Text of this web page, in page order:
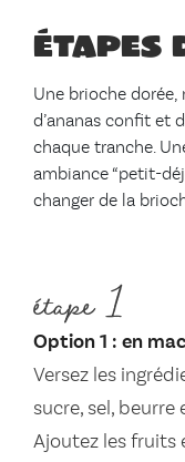
Étapes
Une brioche dorée,
d’ananas confit et
chaque tranche.
ambiance “petit-
changer de la
étape 1
Option 1 : en
Versez les
sucre, sel,
Ajoutez les fruits